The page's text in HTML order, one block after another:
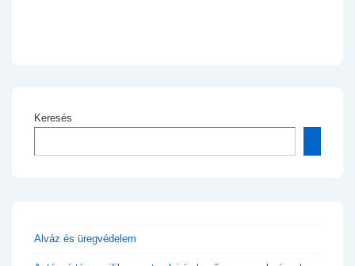
Keresés
Alváz és üregvédelem